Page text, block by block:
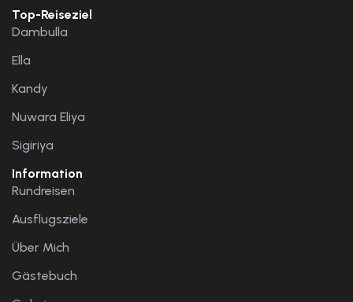
Top-Reiseziel
Dambulla
Ella
Kandy
Nuwara Eliya
Sigiriya
Information
Rundreisen
Ausflugsziele
Über Mich
Gästebuch